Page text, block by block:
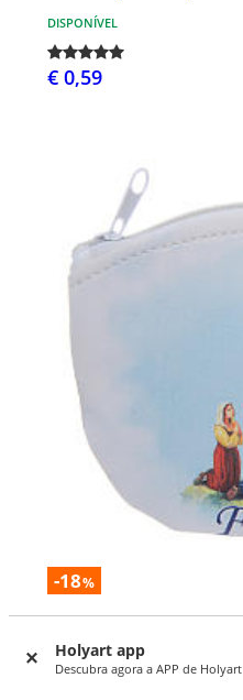
Holyart app
Descubra agora a APP de Holyart
DISPONÍVEL
€ 0,59
-18%
DISPONÍVEL